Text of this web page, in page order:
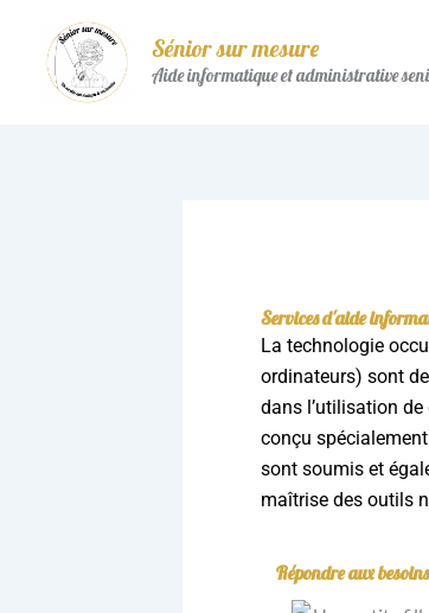
contenu
Sénior sur mesure
Aide informatique et administrative
Services d'aide
La technologie
ordinateurs) sont
dans l’utilisation
conçu
sont soumis et
maîtrise des outils
Répondre aux